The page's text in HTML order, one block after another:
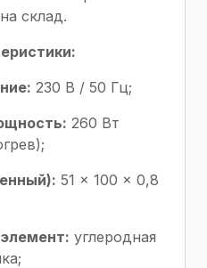
склад.
230 В / 50 Гц;
260 Вт
51 × 100 × 0,8
углеродная